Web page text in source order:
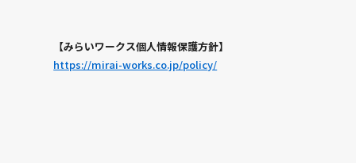
【みらいワークス個人情報保護方針】
https://mirai-works.co.jp/policy/